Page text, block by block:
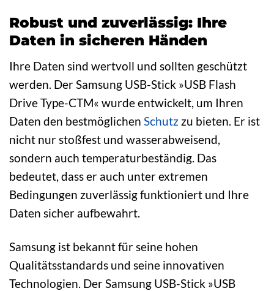
Robust und zuverlässig: Ihre
Daten in sicheren Händen
Ihre Daten sind wertvoll und sollten geschützt
werden. Der Samsung USB-Stick »USB Flash
Drive Type-CTM« wurde entwickelt, um Ihren
Daten den bestmöglichen Schutz zu bieten. Er ist
nicht nur stoßfest und wasserabweisend,
sondern auch temperaturbeständig. Das
bedeutet, dass er auch unter extremen
Bedingungen zuverlässig funktioniert und Ihre
Daten sicher aufbewahrt.
Samsung ist bekannt für seine hohen
Qualitätsstandards und seine innovativen
Technologien. Der Samsung USB-Stick »USB